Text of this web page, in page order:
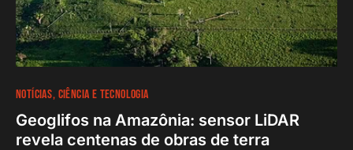
NOTÍCIAS CIÊNCIA E TECNOLOGIA
Geoglifos na Amazônia: sensor LiDAR
revela centenas de obras de terra